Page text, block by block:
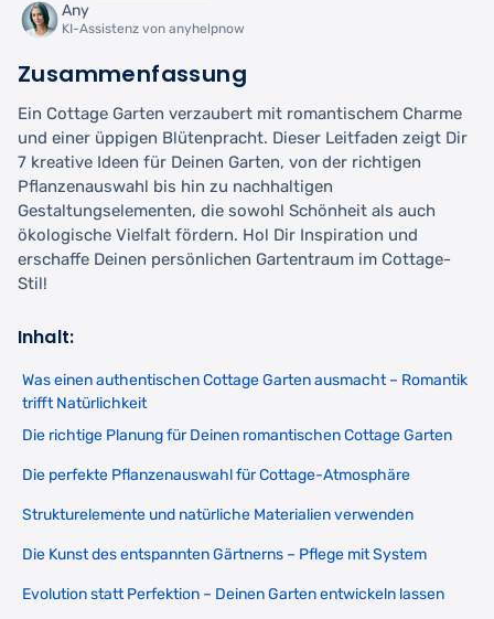
Any
KI-Assistenz von anyhelpnow
Zusammenfassung
Ein Cottage Garten verzaubert mit romantischem Charme
und einer üppigen Blütenpracht. Dieser Leitfaden zeigt Dir
7 kreative Ideen für Deinen Garten, von der richtigen
Pflanzenauswahl bis hin zu nachhaltigen
Gestaltungselementen, die sowohl Schönheit als auch
ökologische Vielfalt fördern. Hol Dir Inspiration und
erschaffe Deinen persönlichen Gartentraum im Cottage-
Stil!
Inhalt:
Was einen authentischen Cottage Garten ausmacht – Romantik
trifft Natürlichkeit
Die richtige Planung für Deinen romantischen Cottage Garten
Die perfekte Pflanzenauswahl für Cottage-Atmosphäre
Strukturelemente und natürliche Materialien verwenden
Die Kunst des entspannten Gärtnerns – Pflege mit System
Evolution statt Perfektion – Deinen Garten entwickeln lassen